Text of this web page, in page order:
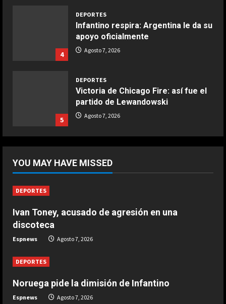
COCINA
Buñuelos de alcachofas
5
COCINA
Ternera guisada con senderuelas
4
DEPORTES
Infantino respira: Argentina le da su
apoyo oficialmente
Agosto 7, 2026
5
DEPORTES
Victoria de Chicago Fire: así fue el
partido de Lewandowski
Agosto 7, 2026
DEPORTES
Infantino
DEPORTES
Ivan Toney, acusado de agresión en
una discoteca
YOU MAY HAVE MISSED
DEPORTES
Ivan Toney, acusado de agresión en una
discoteca
Espnews Agosto 7, 2026
DEPORTES
Noruega pide la dimisión de Infantino
Espnews Agosto 7, 2026